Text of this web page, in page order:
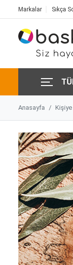
Markalar Sıkça
Anasayfa